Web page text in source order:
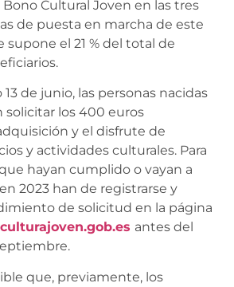
Cultural Joven en las tres
de puesta en marcha de este
supone el 21 % del total de
de junio, las personas nacidas
solicitar los 400 euros
y el disfrute de
y actividades culturales. Para
hayan cumplido o vayan a
2023 han de registrarse y
de solicitud en la página
antes del
que, previamente, los